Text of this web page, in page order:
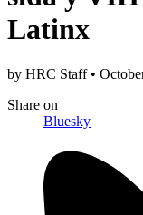
Latinx
by HRC Staff •
Share on
Bluesky